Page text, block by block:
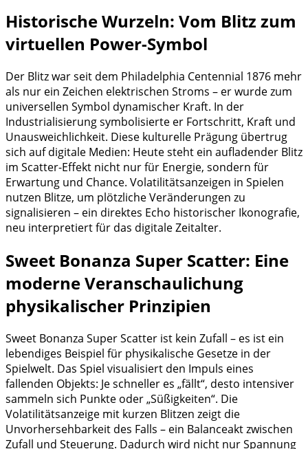
Historische Wurzeln: Vom Blitz zum
virtuellen Power-Symbol
Der Blitz war seit dem Philadelphia Centennial 1876 mehr
als nur ein Zeichen elektrischen Stroms – er wurde zum
universellen Symbol dynamischer Kraft. In der
Industrialisierung symbolisierte er Fortschritt, Kraft und
Unausweichlichkeit. Diese kulturelle Prägung übertrug
sich auf digitale Medien: Heute steht ein aufladender Blitz
im Scatter-Effekt nicht nur für Energie, sondern für
Erwartung und Chance. Volatilitätsanzeigen in Spielen
nutzen Blitze, um plötzliche Veränderungen zu
signalisieren – ein direktes Echo historischer Ikonografie,
neu interpretiert für das digitale Zeitalter.
Sweet Bonanza Super Scatter: Eine
moderne Veranschaulichung
physikalischer Prinzipien
Sweet Bonanza Super Scatter ist kein Zufall – es ist ein
lebendiges Beispiel für physikalische Gesetze in der
Spielwelt. Das Spiel visualisiert den Impuls eines
fallenden Objekts: Je schneller es „fällt“, desto intensiver
sammeln sich Punkte oder „Süßigkeiten“. Die
Volatilitätsanzeige mit kurzen Blitzen zeigt die
Unvorhersehbarkeit des Falls – ein Balanceakt zwischen
Zufall und Steuerung. Dadurch wird nicht nur Spannung